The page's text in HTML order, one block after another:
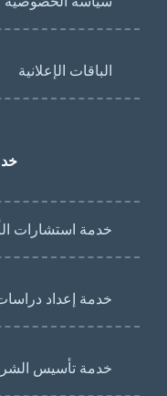
الباقات الإعلانية
خدمة استشارات
خدمة إعداد
خدمة تأسيس